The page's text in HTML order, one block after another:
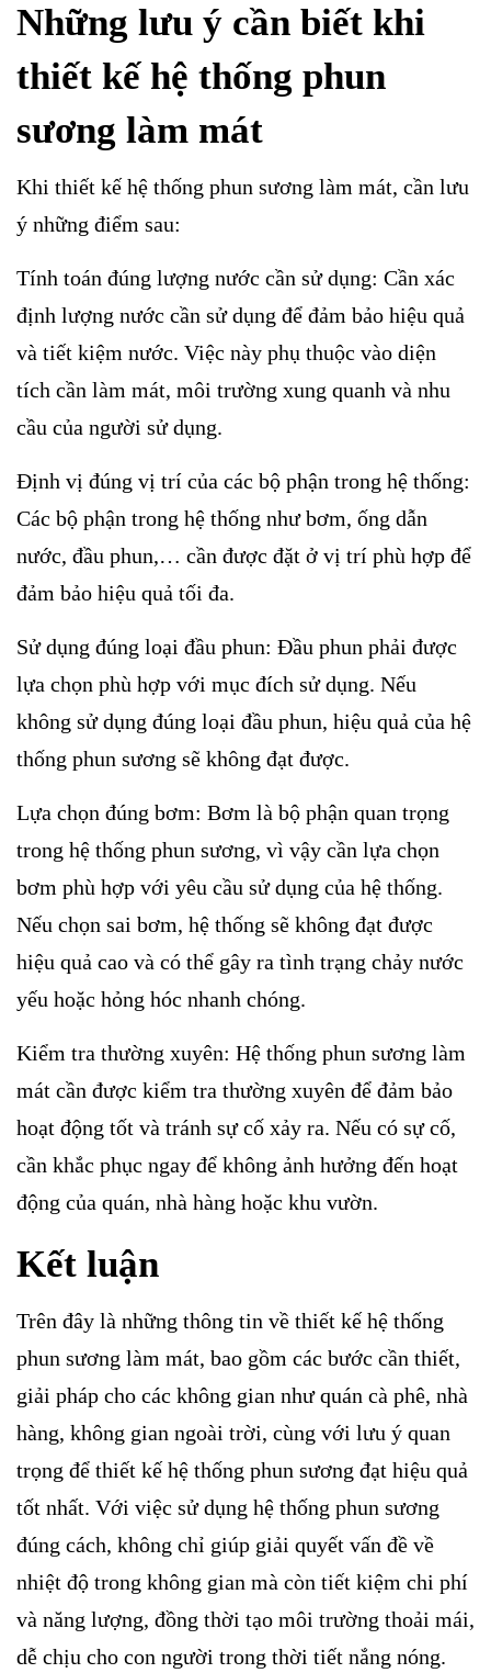
Những lưu ý cần biết khi
thiết kế hệ thống phun
sương làm mát
Khi thiết kế hệ thống phun sương làm mát, cần lưu
ý những điểm sau:
Tính toán đúng lượng nước cần sử dụng: Cần xác
định lượng nước cần sử dụng để đảm bảo hiệu quả
và tiết kiệm nước. Việc này phụ thuộc vào diện
tích cần làm mát, môi trường xung quanh và nhu
cầu của người sử dụng.
Định vị đúng vị trí của các bộ phận trong hệ thống:
Các bộ phận trong hệ thống như bơm, ống dẫn
nước, đầu phun,… cần được đặt ở vị trí phù hợp để
đảm bảo hiệu quả tối đa.
Sử dụng đúng loại đầu phun: Đầu phun phải được
lựa chọn phù hợp với mục đích sử dụng. Nếu
không sử dụng đúng loại đầu phun, hiệu quả của hệ
thống phun sương sẽ không đạt được.
Lựa chọn đúng bơm: Bơm là bộ phận quan trọng
trong hệ thống phun sương, vì vậy cần lựa chọn
bơm phù hợp với yêu cầu sử dụng của hệ thống.
Nếu chọn sai bơm, hệ thống sẽ không đạt được
hiệu quả cao và có thể gây ra tình trạng chảy nước
yếu hoặc hỏng hóc nhanh chóng.
Kiểm tra thường xuyên: Hệ thống phun sương làm
mát cần được kiểm tra thường xuyên để đảm bảo
hoạt động tốt và tránh sự cố xảy ra. Nếu có sự cố,
cần khắc phục ngay để không ảnh hưởng đến hoạt
động của quán, nhà hàng hoặc khu vườn.
Kết luận
Trên đây là những thông tin về thiết kế hệ thống
phun sương làm mát, bao gồm các bước cần thiết,
giải pháp cho các không gian như quán cà phê, nhà
hàng, không gian ngoài trời, cùng với lưu ý quan
trọng để thiết kế hệ thống phun sương đạt hiệu quả
tốt nhất. Với việc sử dụng hệ thống phun sương
đúng cách, không chỉ giúp giải quyết vấn đề về
nhiệt độ trong không gian mà còn tiết kiệm chi phí
và năng lượng, đồng thời tạo môi trường thoải mái,
dễ chịu cho con người trong thời tiết nắng nóng.